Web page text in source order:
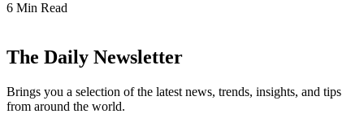
6 Min Read
The Daily Newsletter
Brings you a selection of the latest news, trends, insights, and tips
from around the world.